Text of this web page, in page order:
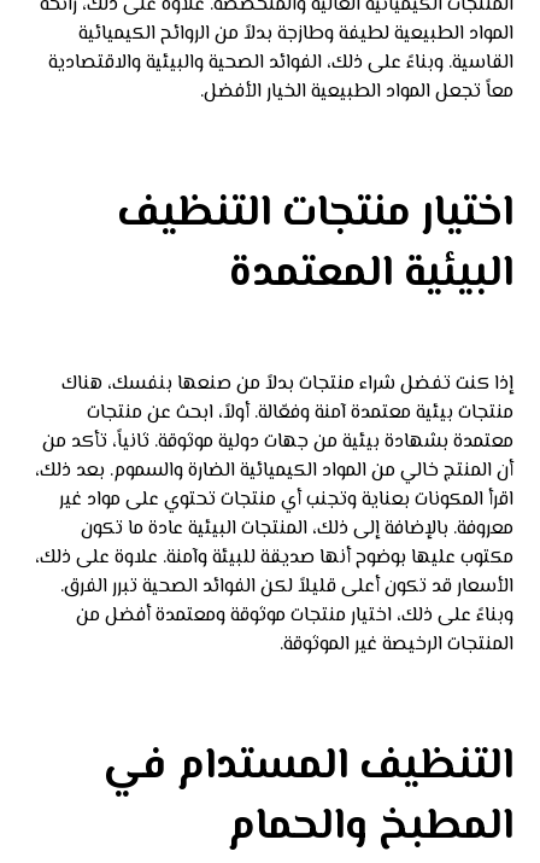
المواد الطبيعية لطيفة وطازجة بدلاً من الروائح الكيميائية
القاسية. وبناءً على ذلك، الفوائد الصحية والبيئية والاقتصادية
معاً تجعل المواد الطبيعية الخيار الأفضل.
اختيار منتجات التنظيف
البيئية المعتمدة
إذا كنت تفضل شراء منتجات بدلاً من صنعها بنفسك، هناك
منتجات بيئية معتمدة آمنة وفعّالة. أولاً، ابحث عن منتجات
معتمدة بشهادة بيئية من جهات دولية موثوقة. ثانياً، تأكد من
أن المنتج خالي من المواد الكيميائية الضارة والسموم. بعد ذلك،
اقرأ المكونات بعناية وتجنب أي منتجات تحتوي على مواد غير
معروفة. بالإضافة إلى ذلك، المنتجات البيئية عادة ما تكون
مكتوب عليها بوضوح أنها صديقة للبيئة وآمنة. علاوة على ذلك،
الأسعار قد تكون أعلى قليلاً لكن الفوائد الصحية تبرر الفرق.
وبناءً على ذلك، اختيار منتجات موثوقة ومعتمدة أفضل من
المنتجات الرخيصة غير الموثوقة.
التنظيف المستدام في
المطبخ والحمام